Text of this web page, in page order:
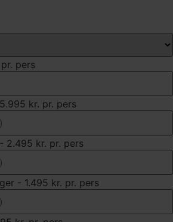
pers
kr. pr. pers
2.495 kr. pr. pers
- 1.495 kr. pr. pers